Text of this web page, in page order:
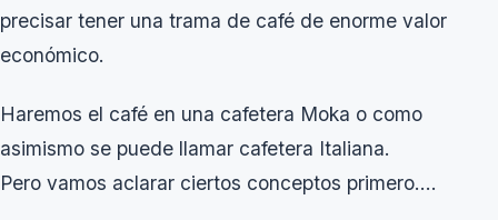
precisar tener una trama de café de enorme valor
económico.
Haremos el café en una cafetera Moka o como
asimismo se puede llamar cafetera Italiana.
Pero vamos aclarar ciertos conceptos primero….